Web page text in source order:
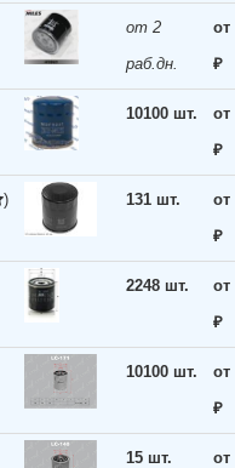
от 2
раб.дн.
от
₽
10100 шт.
от
₽
) 131 шт.
от
₽
2248 шт.
от
₽
10100 шт.
от
₽
15 шт.
от